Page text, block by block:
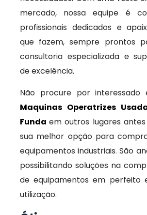
mercado, nossa equipe é
profissionais dedicados e
que fazem, sempre prontos
consultoria especializada e
de excelência.
Não procure por interessado
Maquinas Operatrizes
Fundaem outros lugares
sua melhor opção para
equipamentos industriais. São
possibilitando soluções na
de equipamentos em perfeito
utilização.